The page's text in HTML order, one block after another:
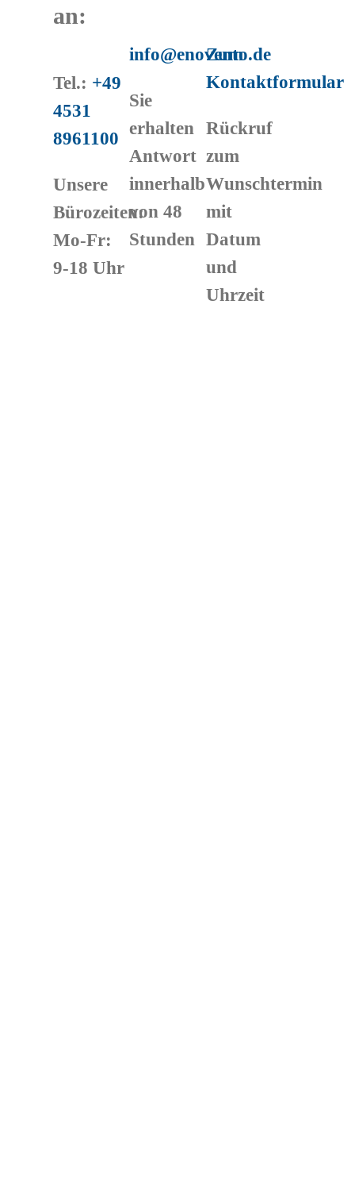
an:
Tel.: +49
4531
8961100
Unsere
Bürozeiten:
Mo-Fr:
9-18 Uhr
info@enovento.de
Sie
erhalten
Antwort
innerhalb
von 48
Stunden
Zum
Kontaktformular
Rückruf
zum
Wunschtermin
mit
Datum
und
Uhrzeit